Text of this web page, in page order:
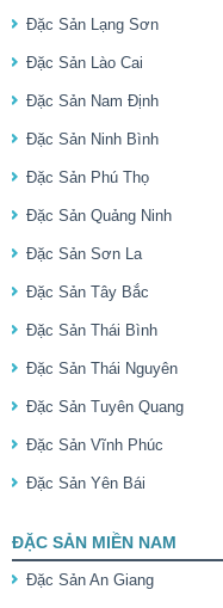
Đặc Sản Lạng Sơn
Đặc Sản Lào Cai
Đặc Sản Nam Định
Đặc Sản Ninh Bình
Đặc Sản Phú Thọ
Đặc Sản Quảng Ninh
Đặc Sản Sơn La
Đặc Sản Tây Bắc
Đặc Sản Thái Bình
Đặc Sản Thái Nguyên
Đặc Sản Tuyên Quang
Đặc Sản Vĩnh Phúc
Đặc Sản Yên Bái
ĐẶC SẢN MIỀN NAM
Đặc Sản An Giang